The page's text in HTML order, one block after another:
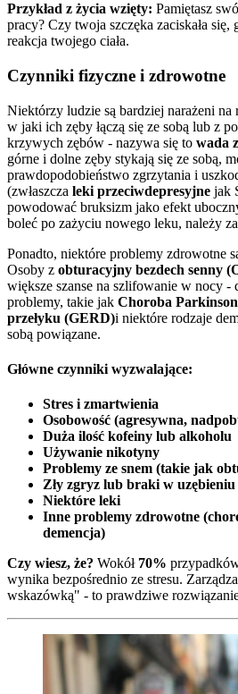
Przykład z życia wzięty: Pamiętasz
pracy? Czy twoja szczęka zaciskała się,
reakcja twojego ciała.
Czynniki fizyczne i zdrowotne
Niektórzy ludzie są bardziej narażeni
w jaki ich zęby łączą się ze sobą lub z
krzywych zębów - nazywa się to wada
górne i dolne zęby stykają się ze sobą,
prawdopodobieństwo zgrzytania i
(zwłaszcza leki przeciwdepresyjne jak
powodować bruksizm jako efekt
boleć po zażyciu nowego leku, należy
Ponadto, niektóre problemy zdrowotne
Osoby z obturacyjny bezdech senny
większe szanse na szlifowanie w nocy -
problemy, takie jak Choroba
przełyku (GERD)i niektóre rodzaje
sobą powiązane.
Główne czynniki wyzwalające:
Stres i zmartwienia
Osobowość (agresywna,
Duża ilość kofeiny lub alkoholu
Używanie nikotyny
Problemy ze snem (takie jak
Zły zgryz lub braki w uzębieniu
Niektóre leki
Inne problemy zdrowotne
demencja)
Czy wiesz, że? Wokół 70%
wynika bezpośrednio ze stresu.
wskazówką" - to prawdziwe